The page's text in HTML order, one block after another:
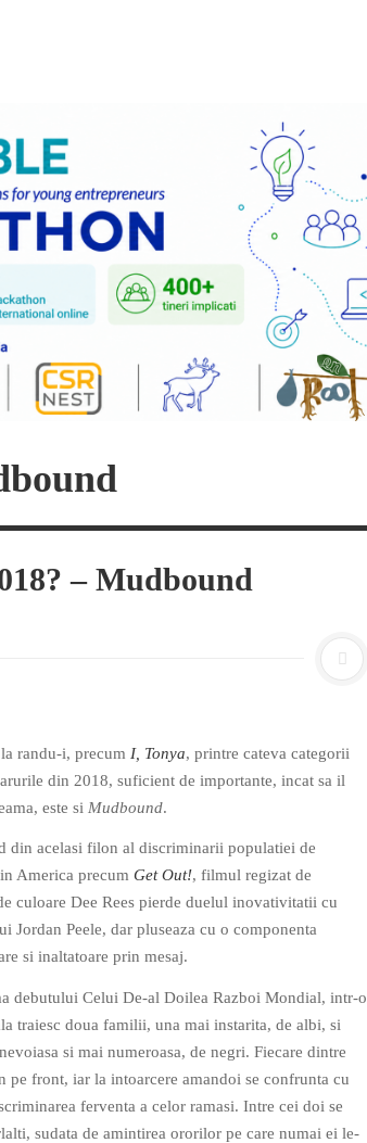
– Mudbound
randu-i, precum I, Tonya, printre cateva categorii
din 2018, suficient de importante, incat sa il
este si Mudbound.
din acelasi filon al discriminarii populatiei de
America precum Get Out!, filmul regizat de
culoare Dee Rees pierde duelul inovativitatii cu
Jordan Peele, dar pluseaza cu o componenta
si inaltatoare prin mesaj.
debutului Celui De-al Doilea Razboi Mondial, intr-o
traiesc doua familii, una mai instarita, de albi, si
si mai numeroasa, de negri. Fiecare dintre
pe front, iar la intoarcere amandoi se confrunta cu
ferventa a celor ramasi. Intre cei doi se
sudata de amintirea ororilor pe care numai ei le-